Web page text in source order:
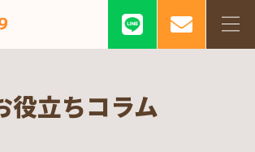
役立ちコラム